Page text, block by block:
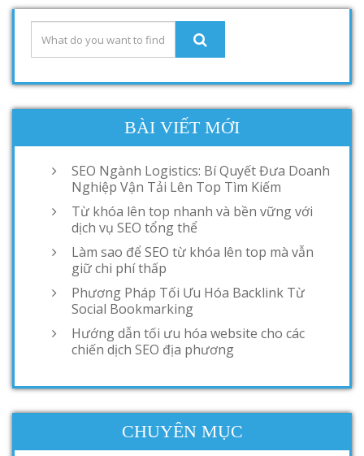
BÀI VIẾT MỚI
SEO Ngành Logistics: Bí Quyết Đưa Doanh
Nghiệp Vận Tải Lên Top Tìm Kiếm
Từ khóa lên top nhanh và bền vững với
dịch vụ SEO tổng thể
Làm sao để SEO từ khóa lên top mà vẫn
giữ chi phí thấp
Phương Pháp Tối Ưu Hóa Backlink Từ
Social Bookmarking
Hướng dẫn tối ưu hóa website cho các
chiến dịch SEO địa phương
CHUYÊN MỤC